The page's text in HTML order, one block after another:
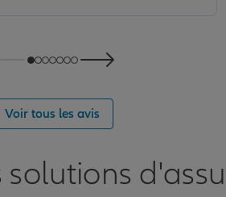
Voir tous les avis
solutions